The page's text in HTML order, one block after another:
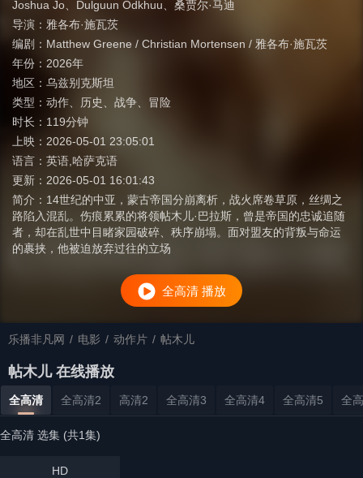
Joshua Jo
Dulguun Odkhuu
桑贾尔·马迪
导演： 雅各布·施瓦茨
编剧： Matthew Greene / Christian Mortensen / 雅各布·施瓦茨
年份： 2026年
地区： 乌兹别克斯坦
类型： 动作 历史 战争
冒险
时长： 119分钟
上映： 2026-05-01 23:05:01
语言： 英语,哈萨克语
更新： 2026-05-01 16:01:43
简介： 14世纪的中亚，蒙古帝国分崩离析，战火席卷草原，丝绸之
路陷入混乱。伤痕累累的将领帖木儿·巴拉斯，曾是帝国的忠诚追随
者，却在乱世中目睹家园破碎、秩序崩塌。面对盟友的背叛与命运
的裹挟，他被迫放弃过往的立场
全高清 播放
乐播非凡网 / 电影 / 动作片 / 帖木儿
帖木儿 在线播放
全高清 全高清2 高清2 全高清3 全高清4 全高清5 全
全高清 选集 (共1集)
HD